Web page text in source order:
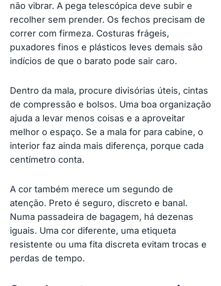
não vibrar. A pega telescópica deve subir e
recolher sem prender. Os fechos precisam de
correr com firmeza. Costuras frágeis,
puxadores finos e plásticos leves demais são
indícios de que o barato pode sair caro.
Dentro da mala, procure divisórias úteis, cintas
de compressão e bolsos. Uma boa organização
ajuda a levar menos coisas e a aproveitar
melhor o espaço. Se a mala for para cabine, o
interior faz ainda mais diferença, porque cada
centímetro conta.
A cor também merece um segundo de
atenção. Preto é seguro, discreto e banal.
Numa passadeira de bagagem, há dezenas
iguais. Uma cor diferente, uma etiqueta
resistente ou uma fita discreta evitam trocas e
perdas de tempo.